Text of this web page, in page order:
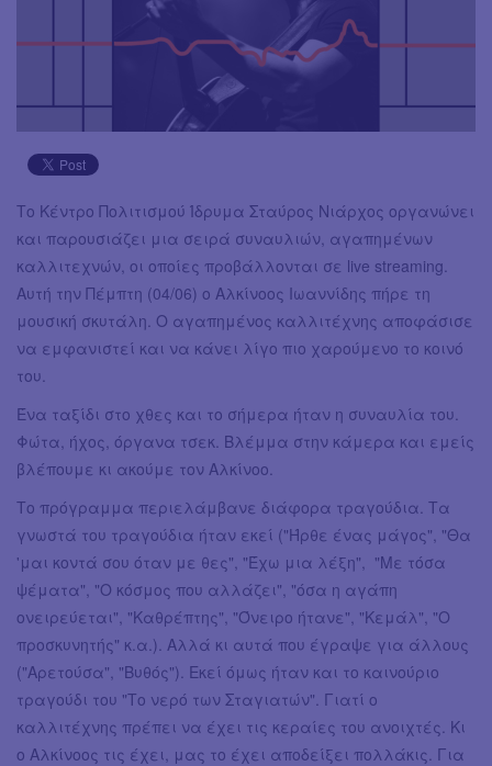
Το Κέντρο Πολιτισμού Ίδρυμα Σταύρος Νιάρχος οργανώνει
και παρουσιάζει μια σειρά συναυλιών, αγαπημένων
καλλιτεχνών, οι οποίες προβάλλονται σε live streaming.
Αυτή την Πέμπτη (04/06) ο Αλκίνοος Ιωαννίδης πήρε τη
μουσική σκυτάλη. Ο αγαπημένος καλλιτέχνης αποφάσισε
να εμφανιστεί και να κάνει λίγο πιο χαρούμενο το κοινό
του.
Ένα ταξίδι στο χθες και το σήμερα ήταν η συναυλία του.
Φώτα, ήχος, όργανα τσεκ. Βλέμμα στην κάμερα και εμείς
βλέπουμε κι ακούμε τον Αλκίνοο.
Το πρόγραμμα περιελάμβανε διάφορα τραγούδια. Τα
γνωστά του τραγούδια ήταν εκεί ("Ήρθε ένας μάγος", "Θα
'μαι κοντά σου όταν με θες", "Έχω μια λέξη", "Με τόσα
ψέματα", "Ο κόσμος που αλλάζει", "όσα η αγάπη
ονειρεύεται", "Καθρέπτης", "Όνειρο ήτανε", "Κεμάλ", "Ο
προσκυνητής" κ.α.). Αλλά κι αυτά που έγραψε για άλλους
("Αρετούσα", "Βυθός"). Εκεί όμως ήταν και το καινούριο
τραγούδι του "Το νερό των Σταγιατών". Γιατί ο
καλλιτέχνης πρέπει να έχει τις κεραίες του ανοιχτές. Κι
ο Αλκίνοος τις έχει, μας το έχει αποδείξει πολλάκις. Για